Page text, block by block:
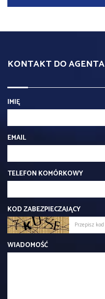
KONTAKT DO
IMIĘ
EMAIL
TELEFON KOMÓRKOWY
KOD ZABEZPIECZAJĄCY
WIADOMOŚĆ